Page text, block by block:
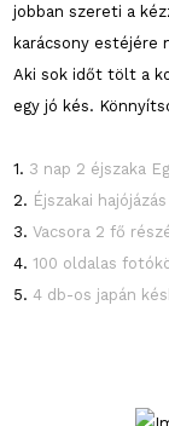
jobban szereti a
karácsony estéjére
Aki sok időt tölt a
egy jó kés.
1. 3 nap 2 éjszaka
2. Éjszakai
3.Vacsora 2 fő
4. 100 oldalas
5.4 db-os japán